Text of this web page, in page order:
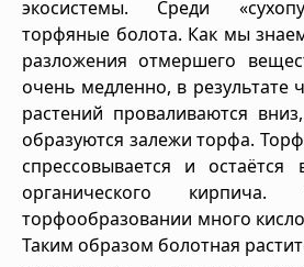
экосистемы. Среди
торфяные болота. Как мы
разложения отмершего
очень медленно, в результате
растений проваливаются
образуются залежи торфа.
спрессовывается и
органического
торфообразовании много
Таким образом болотная